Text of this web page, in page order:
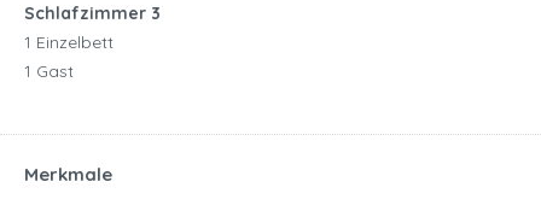
Schlafzimmer 3
1 Einzelbett
1 Gast
Merkmale